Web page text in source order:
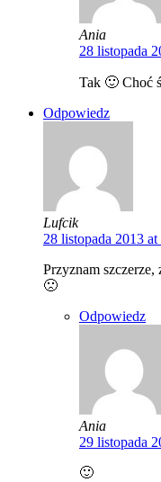
Ania
28 listopada
Tak 🙂 Choć
Odpowiedz
Lufcik
28 listopada 2013
Przyznam
🙁
Odpowiedz
Ania
29 listopada
🙂